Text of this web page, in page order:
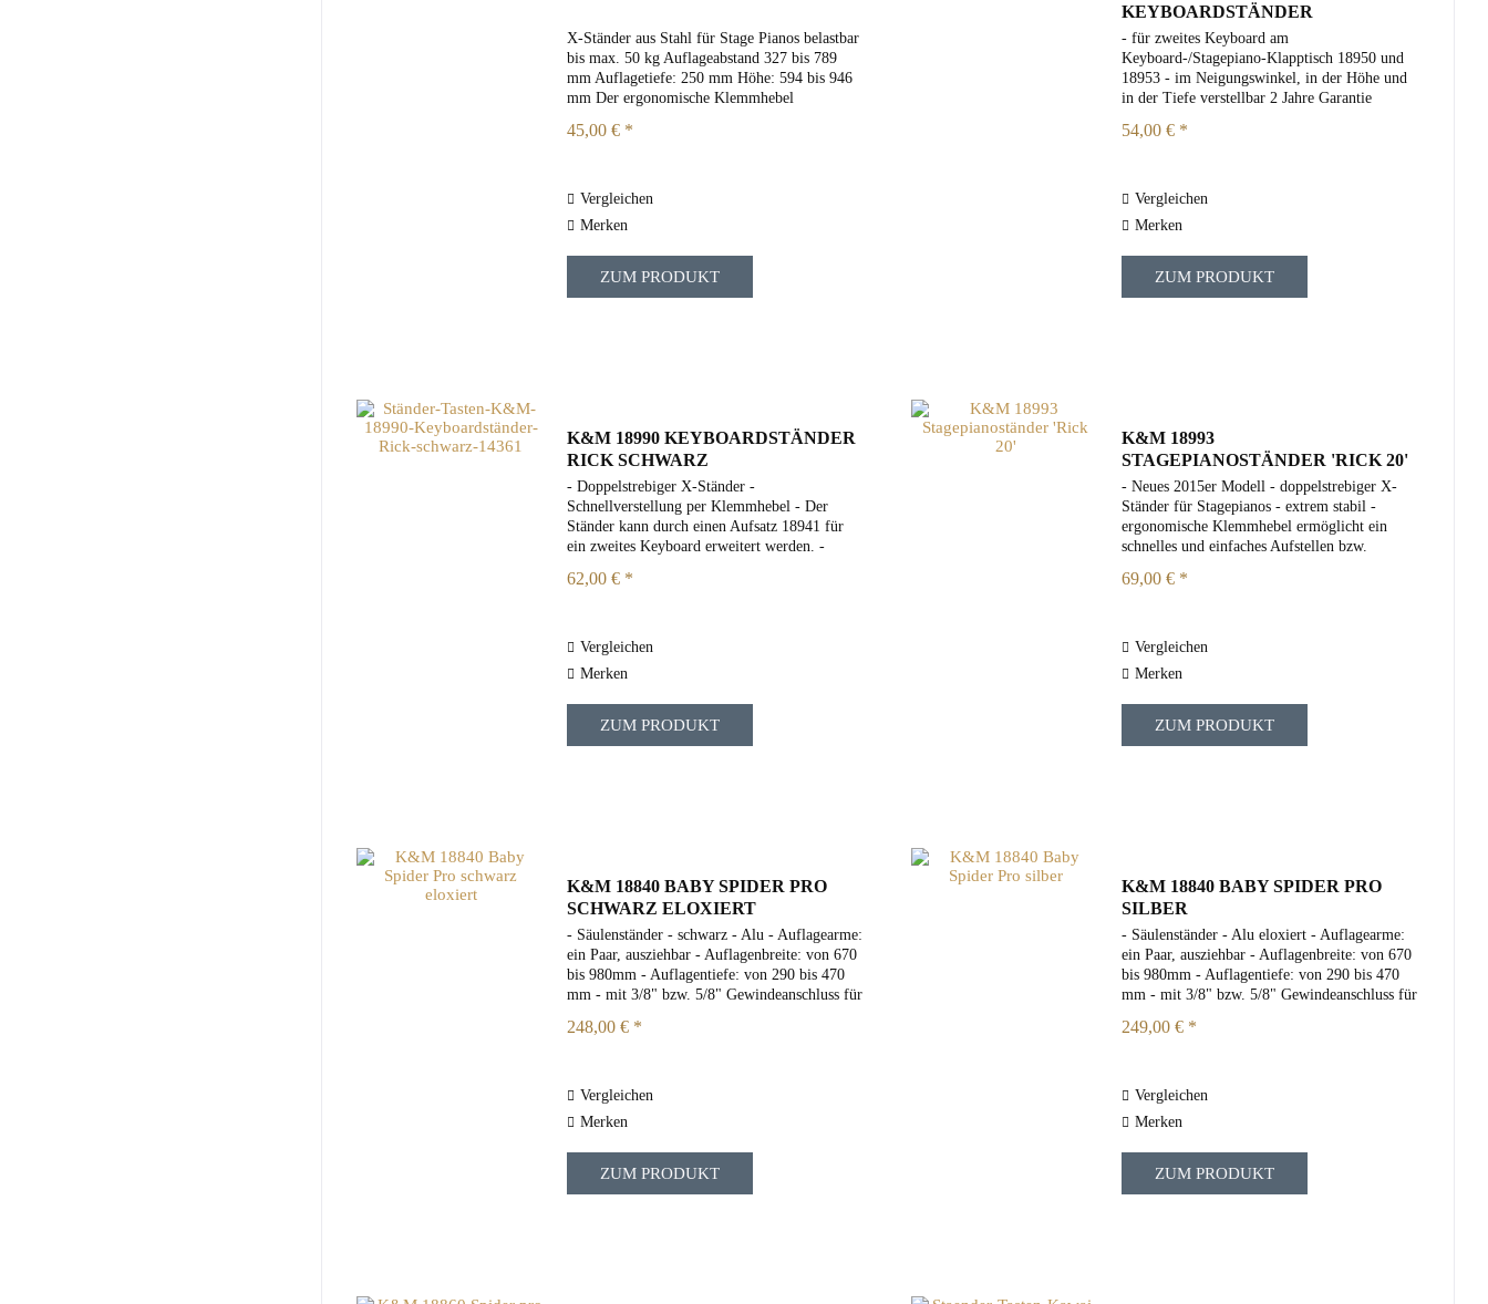
X-Ständer aus Stahl für Stage Pianos belastbar
bis max. 50 kg Auflageabstand 327 bis 789
mm Auflagetiefe: 250 mm Höhe: 594 bis 946
mm Der ergonomische Klemmhebel
Aufstellen bzw. zusammenklappen Ein...
45,00 € *
Vergleichen
Merken
ZUM PRODUKT
KEYBOARDSTÄNDER
- für zweites Keyboard am
Keyboard-/Stagepiano-Klapptisch 18950 und
18953 - im Neigungswinkel, in der Höhe und
in der Tiefe verstellbar 2 Jahre Garantie
54,00 € *
Vergleichen
Merken
ZUM PRODUKT
K&M 18990 KEYBOARDSTÄNDER
RICK SCHWARZ
- Doppelstrebiger X-Ständer -
Schnellverstellung per Klemmhebel - Der
Ständer kann durch einen Aufsatz 18941 für
ein zweites Keyboard erweitert werden. -
2 Jahre Garantie
62,00 € *
Vergleichen
Merken
ZUM PRODUKT
K&M 18993
STAGEPIANOSTÄNDER 'RICK 20'
- Neues 2015er Modell - doppelstrebiger X-
Ständer für Stagepianos - extrem stabil -
ergonomische Klemmhebel ermöglicht ein
schnelles und einfaches Aufstellen bzw.
vier feste Gummiauflagen -...
69,00 € *
Vergleichen
Merken
ZUM PRODUKT
K&M 18840 BABY SPIDER PRO
SCHWARZ ELOXIERT
- Säulenständer - schwarz - Alu - Auflagearme:
ein Paar, ausziehbar - Auflagenbreite: von 670
bis 980mm - Auflagentiefe: von 290 bis 470
mm - mit 3/8" bzw. 5/8" Gewindeanschluss für
Beinfreiheit und...
248,00 € *
Vergleichen
Merken
ZUM PRODUKT
K&M 18840 BABY SPIDER PRO
SILBER
- Säulenständer - Alu eloxiert - Auflagearme:
ein Paar, ausziehbar - Auflagenbreite: von 670
bis 980mm - Auflagentiefe: von 290 bis 470
mm - mit 3/8" bzw. 5/8" Gewindeanschluss für
Beinfreiheit und...
249,00 € *
Vergleichen
Merken
ZUM PRODUKT